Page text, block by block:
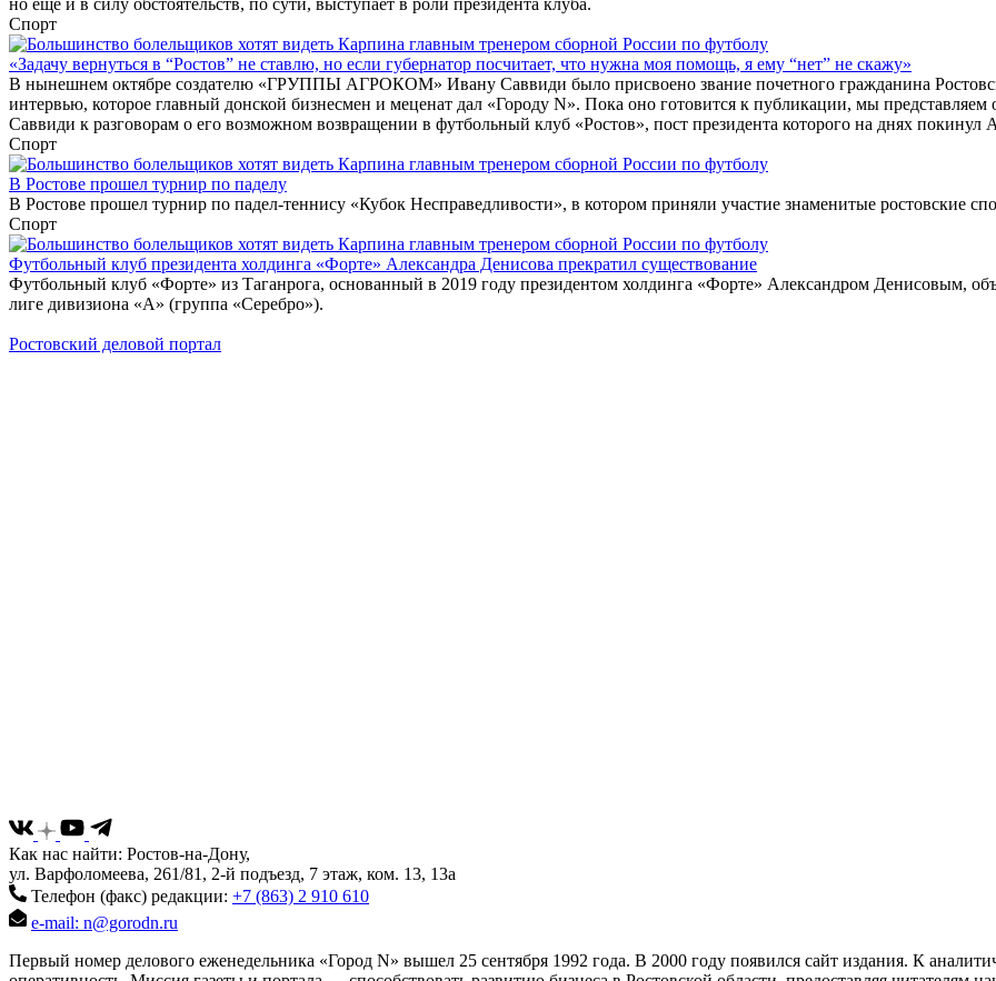
но еще и в силу обстоятельств, по сути, выступает в роли президента клуба.
Спорт
«Задачу вернуться в “Ростов” не ставлю, но если губернатор посчитает, что нужна моя помощь, я ему “нет” не скажу»
В нынешнем октябре создателю «ГРУППЫ АГРОКОМ» Ивану Саввиди было присвоено звание почетного гражданина
интервью, которое главный донской бизнесмен и меценат дал «Городу N». Пока оно готовится к публикации, мы
Саввиди к разговорам о его возможном возвращении в футбольный клуб «Ростов», пост президента которого на днях
Спорт
В Ростове прошел турнир по паделу
В Ростове прошел турнир по падел-теннису «Кубок Несправедливости», в котором приняли участие знаменитые ростовские
Спорт
Футбольный клуб президента холдинга «Форте» Александра Денисова прекратил существование
Футбольный клуб «Форте» из Таганрога, основанный в 2019 году президентом холдинга «Форте» Александром Денисовым,
лиге дивизиона «А» (группа «Серебро»).
Ростовский деловой портал
Как нас найти: Ростов-на-Дону,
ул. Варфоломеева, 261/81, 2-й подъезд, 7 этаж, ком. 13, 13а
Телефон (факс) редакции: +7 (863) 2 910 610
e-mail: n@gorodn.ru
Первый номер делового еженедельника «Город N» вышел 25 сентября 1992 года. В 2000 году появился сайт издания. К